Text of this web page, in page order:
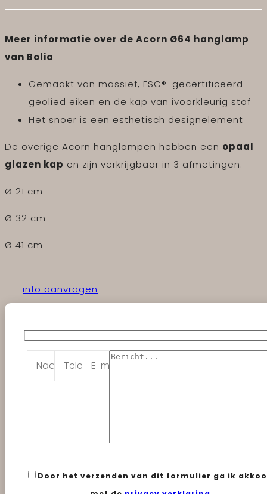
Meer informatie over de Acorn Ø64 hanglamp
van Bolia
Gemaakt van massief, FSC®-gecertificeerd
geolied eiken en de kap van ivoorkleurig stof
Het snoer is een esthetisch designelement
De overige Acorn hanglampen hebben een opaal
glazen kap en zijn verkrijgbaar in 3 afmetingen:
Ø 21 cm
Ø 32 cm
Ø 41 cm
info aanvragen
Door het verzenden van dit formulier ga ik